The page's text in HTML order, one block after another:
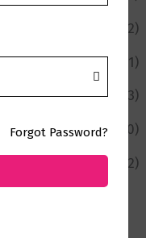
(212)
(371)
(43)
(110)
(12)
Forgot Password?